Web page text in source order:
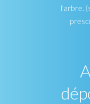
l'arbre.